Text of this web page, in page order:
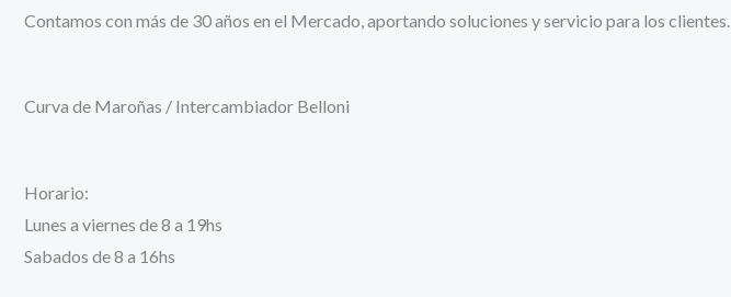
Contamos con más de 30 años en el Mercado, aportando soluciones y servicio para los clientes.
Curva de Maroñas / Intercambiador Belloni
Horario:
Lunes a viernes de 8 a 19hs
Sabados de 8 a 16hs